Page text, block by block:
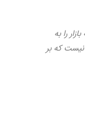
را به
که بر